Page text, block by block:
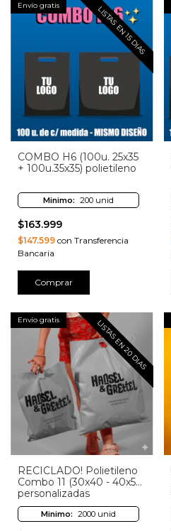
Envío gratis LISTAS EN 15 DIAS
COMBO H6 (100u. 25x35
+ 100u.35x35) polietileno
Minimo: 200 unid
$163.999
$147.599 con Transferencia
Bancaria
Comprar
Envío gratis LISTAS EN 20 DIAS
RECICLADO! Polietileno
Combo 11 (30x40 - 40x50)
personalizadas
Minimo: 2000 unid